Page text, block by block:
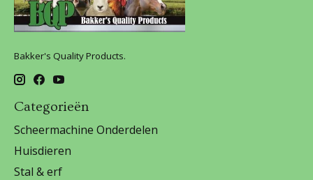
Bakker's Quality Products.
Categorieën
Scheermachine Onderdelen
Huisdieren
Stal & erf